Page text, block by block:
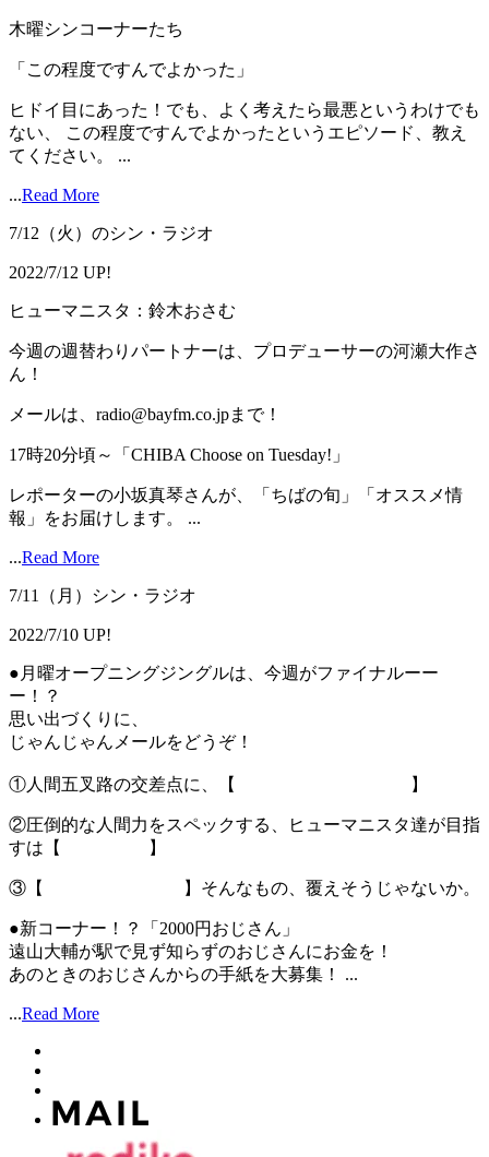
木曜シンコーナーたち
「この程度ですんでよかった」
ヒドイ目にあった！でも、よく考えたら最悪というわけでも
ない、 この程度ですんでよかったというエピソード、教え
てください。 ...
...Read More
7/12（火）のシン・ラジオ
2022/7/12 UP!
ヒューマニスタ：鈴木おさむ
今週の週替わりパートナーは、プロデューサーの河瀬大作さ
ん！
メールは、radio@bayfm.co.jpまで！
17時20分頃～「CHIBA Choose on Tuesday!」
レポーターの小坂真琴さんが、「ちばの旬」「オススメ情
報」をお届けします。 ...
...Read More
7/11（月）シン・ラジオ
2022/7/10 UP!
●月曜オープニングジングルは、今週がファイナルーー
ー！？
思い出づくりに、
じゃんじゃんメールをどうぞ！
①人間五叉路の交差点に、【 】
②圧倒的な人間力をスペックする、ヒューマニスタ達が目指
すは【 】
③【 】そんなもの、覆えそうじゃないか。
●新コーナー！？「2000円おじさん」
遠山大輔が駅で見ず知らずのおじさんにお金を！
あのときのおじさんからの手紙を大募集！ ...
...Read More